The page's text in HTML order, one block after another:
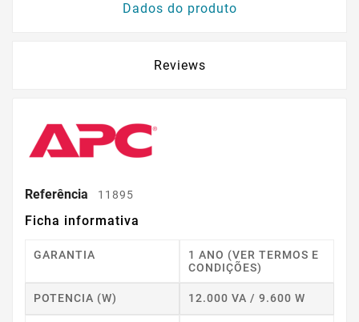
Dados do produto
Reviews
Referência 11895
Ficha informativa
GARANTIA
1 ANO (VER TERMOS E
CONDIÇÕES)
POTENCIA (W) 12.000 VA / 9.600 W